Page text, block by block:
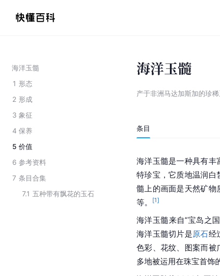
海洋玉髓
1 形态
2 形成
3 象征
4 保养
5 价值
6 参考资料
7 条目合集
7.1 五种带有飘花的玉石
海洋玉髓
产于非洲马达加斯加的珍
条目
海洋玉髓是一种具有
特珍宝，它质地温润白
髓上的画面是天然矿物
等。
[1]
海洋玉髓来自“宝岛之
海洋玉髓切片是原石经
色彩、花纹、图案而被
多地被运用在珠宝首饰